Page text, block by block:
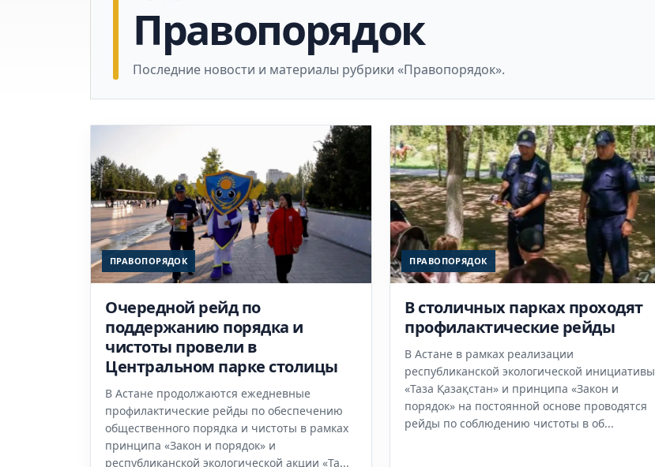
Правопорядок
Последние новости и материалы рубрики «Правопорядок».
ПРАВОПОРЯДОК
Очередной рейд по
поддержанию порядка и
чистоты провели в
Центральном парке столицы
В Астане продолжаются ежедневные
профилактические рейды по обеспечению
общественного порядка и чистоты в рамках
принципа «Закон и порядок» и
республиканской экологической акции «Та...
ПРАВОПОРЯДОК
В столичных парках проходят
профилактические рейды
В Астане в рамках реализации
республиканской экологической инициативы
«Таза Қазақстан» и принципа «Закон и
порядок» на постоянной основе проводятся
рейды по соблюдению чистоты в об...